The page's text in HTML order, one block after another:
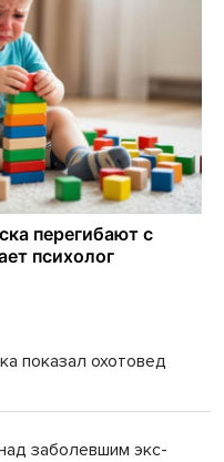
показал охотовед
заболевшим экс-